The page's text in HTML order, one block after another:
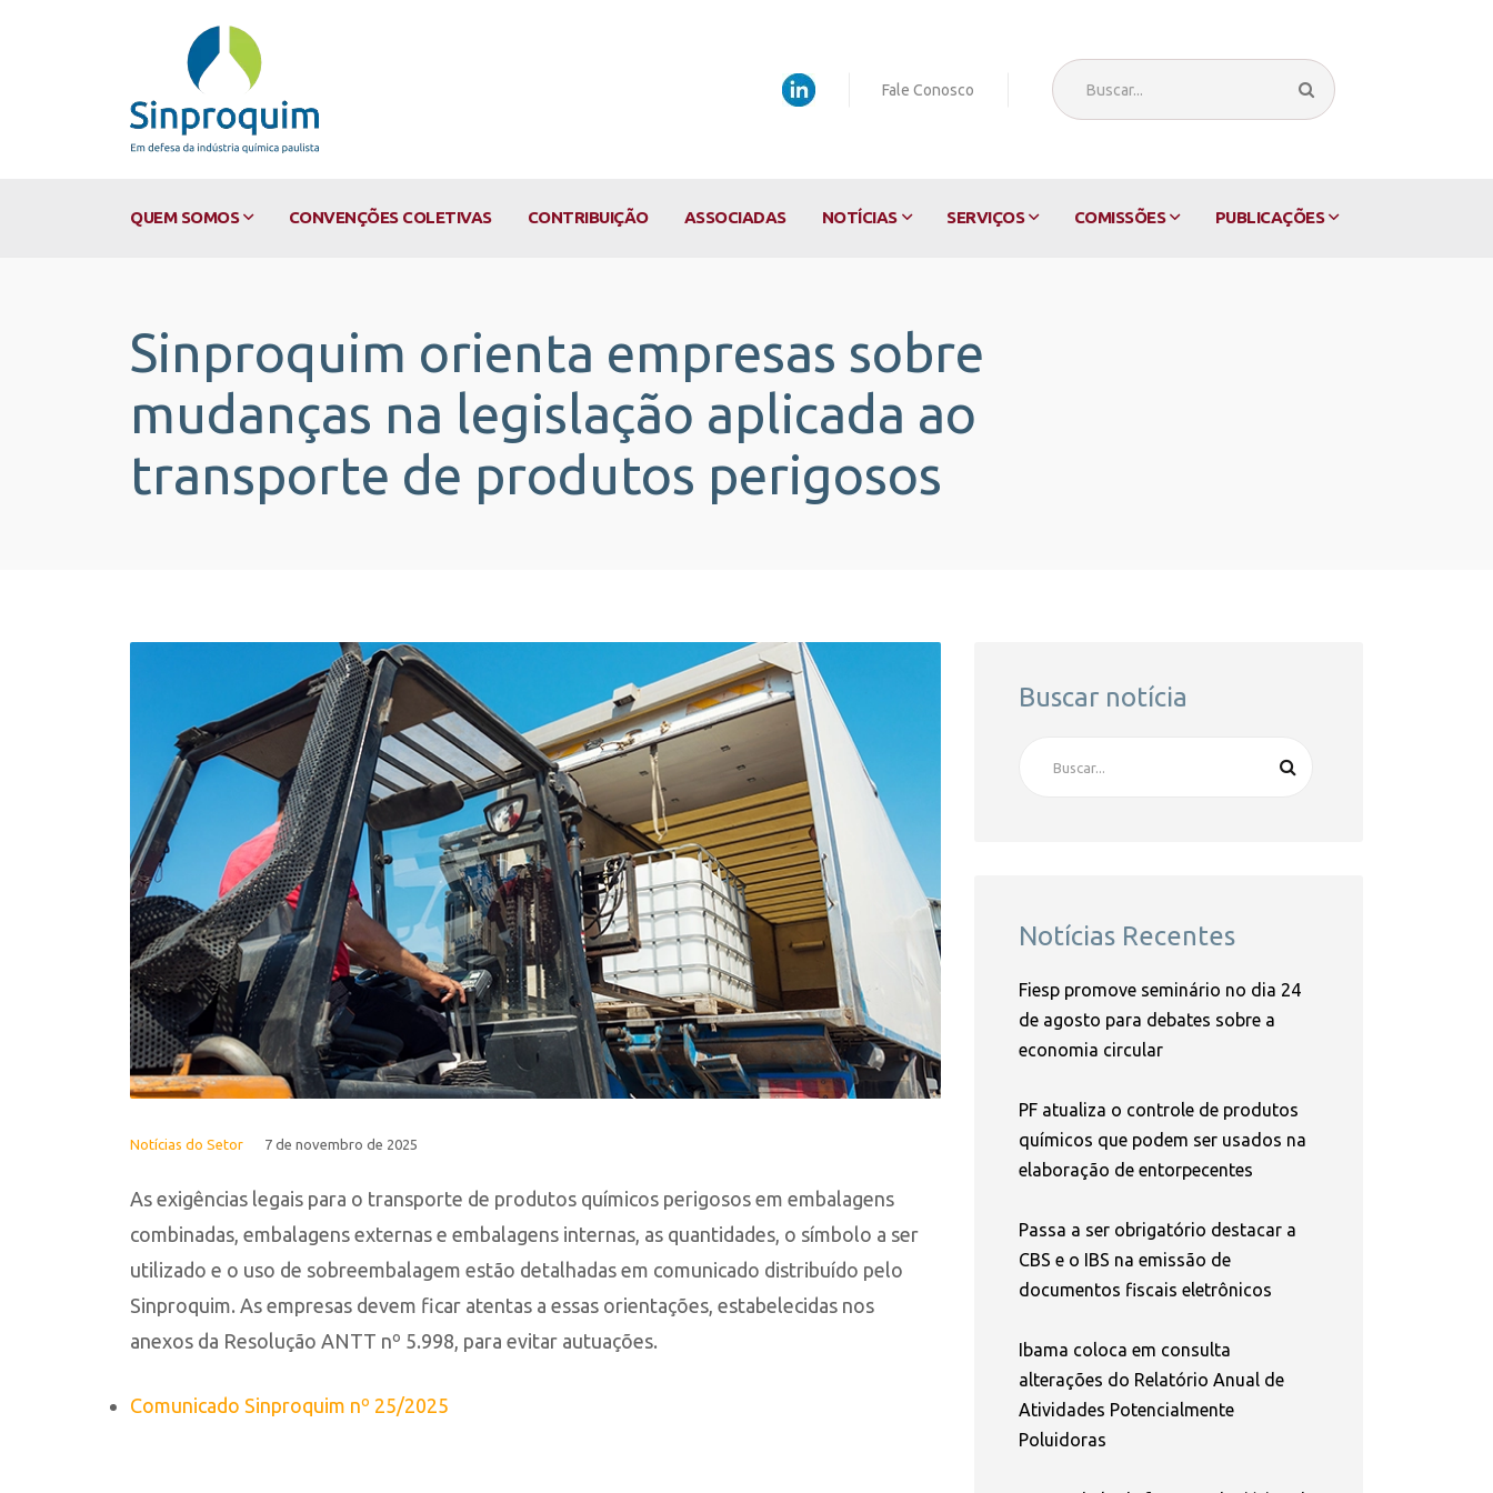
Fale Conosco
QUEM SOMOS CONVENÇÕES COLETIVAS CONTRIBUIÇÃO ASSOCIADAS NOTÍCIAS SERVIÇOS COMISSÕES PUBLICAÇÕES
Sinproquim orienta empresas sobre
mudanças na legislação aplicada ao
transporte de produtos perigosos
Notícias do Setor 7 de novembro de 2025
As exigências legais para o transporte de produtos químicos perigosos em embalagens
combinadas, embalagens externas e embalagens internas, as quantidades, o símbolo a ser
utilizado e o uso de sobreembalagem estão detalhadas em comunicado distribuído pelo
Sinproquim. As empresas devem ficar atentas a essas orientações, estabelecidas nos
anexos da Resolução ANTT nº 5.998, para evitar autuações.
Comunicado Sinproquim nº 25/2025
Buscar notícia
Notícias Recentes
Fiesp promove seminário no dia 24
de agosto para debates sobre a
economia circular
PF atualiza o controle de produtos
químicos que podem ser usados na
elaboração de entorpecentes
Passa a ser obrigatório destacar a
CBS e o IBS na emissão de
documentos fiscais eletrônicos
Ibama coloca em consulta
alterações do Relatório Anual de
Atividades Potencialmente
Poluidoras